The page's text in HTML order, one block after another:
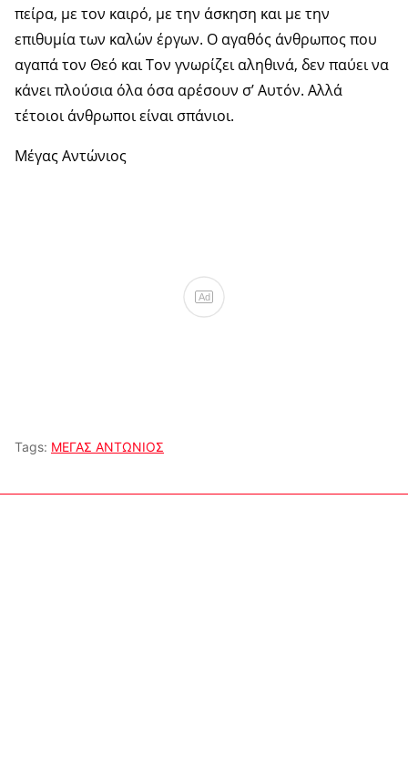
πείρα, με τον καιρό, με την άσκηση και με την
επιθυμία των καλών έργων. Ο αγαθός άνθρωπος που
αγαπά τον Θεό και Τον γνωρίζει αληθινά, δεν παύει να
κάνει πλούσια όλα όσα αρέσουν σ’ Αυτόν. Αλλά
τέτοιοι άνθρωποι είναι σπάνιοι.
Μέγας Αντώνιος
Ad
Tags: ΜΕΓΑΣ ΑΝΤΩΝΙΟΣ